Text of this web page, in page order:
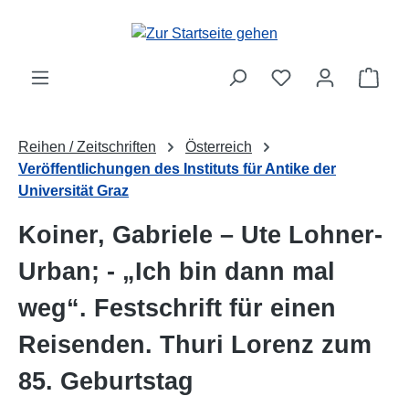
Zum Hauptinhalt springen
Reihen / Zeitschriften
Österreich
Veröffentlichungen des Instituts für Antike der
Universität Graz
Koiner, Gabriele – Ute Lohner-
Urban; - „Ich bin dann mal
weg“. Festschrift für einen
Reisenden. Thuri Lorenz zum
85. Geburtstag